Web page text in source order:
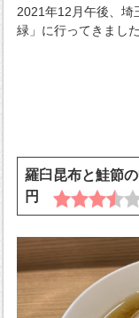
2021年12月午後、埼
緑」に行ってきました
羅臼昆布と鮭節
円